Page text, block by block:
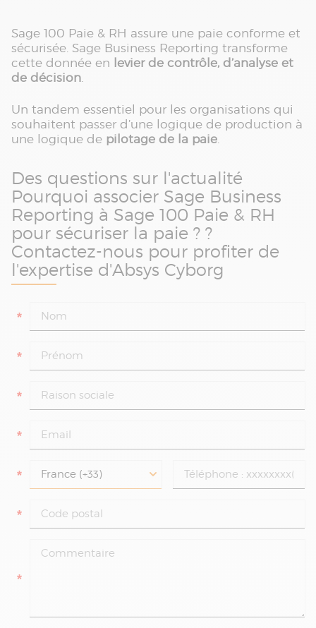
Sage 100 Paie & RH assure une paie conforme et
sécurisée. Sage Business Reporting transforme
cette donnée en levier de contrôle, d’analyse et
de décision.
Un tandem essentiel pour les organisations qui
souhaitent passer d’une logique de production à
une logique de pilotage de la paie.
Des questions sur l'actualité
Pourquoi associer Sage Business
Reporting à Sage 100 Paie & RH
pour sécuriser la paie ? ?
Contactez-nous pour profiter de
l'expertise d'Absys Cyborg
*
*
*
*
*
*
*